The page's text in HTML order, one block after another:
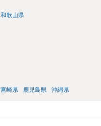
和歌山県
宮崎県 鹿児島県 沖縄県